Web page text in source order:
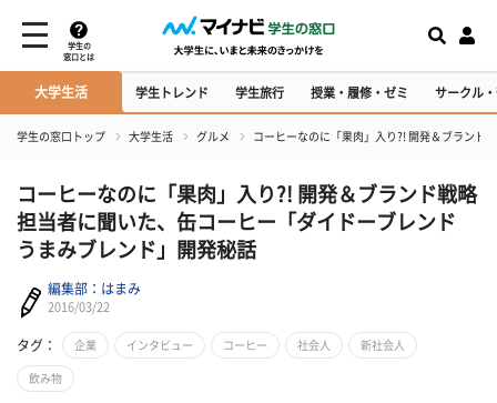
学生の
窓口とは
大学生活 学生トレンド 学生旅行 授業・履修・ゼミ サークル
学生の窓口トップ 大学生活 グルメ コーヒーなのに「果肉」入り?! 開発＆ブラン
コーヒーなのに「果肉」入り?! 開発＆ブランド戦略
担当者に聞いた、缶コーヒー「ダイドーブレンド
うまみブレンド」開発秘話
編集部：はまみ
2016/03/22
タグ： 企業 インタビュー コーヒー 社会人 新社会人
飲み物